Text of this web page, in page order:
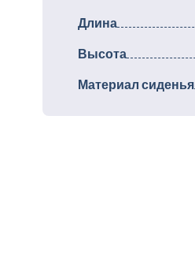
Длина
Высота
Материал сиденья